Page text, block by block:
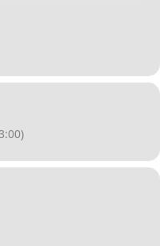
de acordo com este
com idade menor que 16
todos os direitos de
de arena e divulgação da